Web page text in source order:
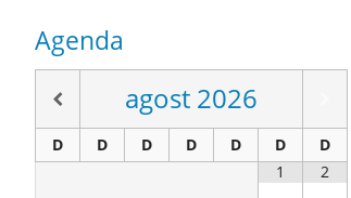
Agenda
agost 2026
D D D D D D
D
1
2